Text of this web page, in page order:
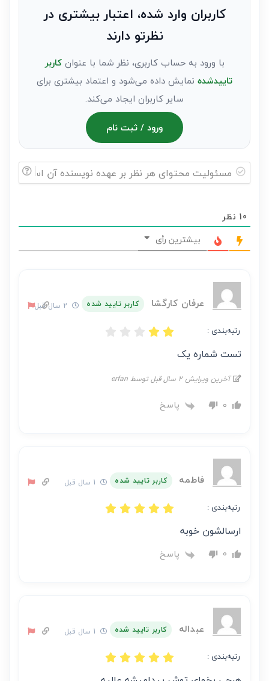
کاربران وارد شده، اعتبار بیشتری در
نظرتو دارند
با ورود به حساب کاربری، نظر شما با عنوانکاربر
تاییدشده نمایش داده می‌شود و اعتماد بیشتری برای
سایر کاربران ایجاد می‌کند.
ورود / ثبت نام
هر
نظر
بر
نویسنده
10 نظر
بیشترین رأی
عرفان کارگشا کاربر تایید شده
رتبه‌بندی :
تست شماره یک
آخرین ویرایش 2 سال قبل توسط erfan
0 پاسخ
فاطمه کاربر تایید شده
رتبه‌بندی :
ارسالشون خوبه
0 پاسخ
عبداله کاربر تایید شده
رتبه‌بندی :